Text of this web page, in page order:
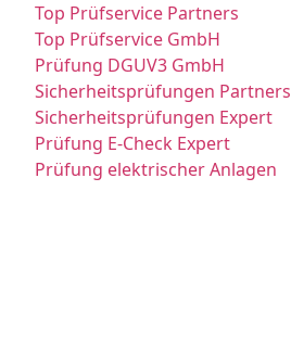
Top Prüfservice Partners
Top Prüfservice GmbH
Prüfung DGUV3 GmbH
Sicherheitsprüfungen Partners
Sicherheitsprüfungen Expert
Prüfung E-Check Expert
Prüfung elektrischer Anlagen